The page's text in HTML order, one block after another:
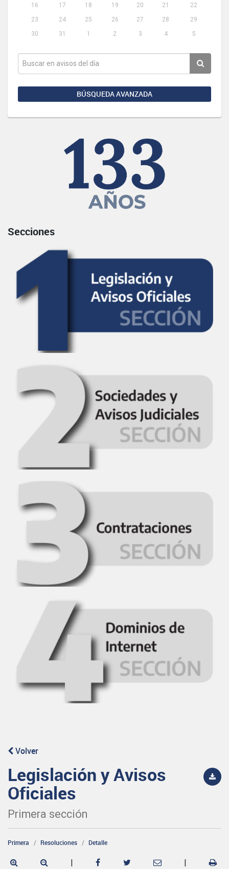
16
17 18 19 20 21
22
23
24 25 26 27 28
29
30
31 1 2 3 4 5
BÚSQUEDA AVANZADA
Secciones
Volver
Legislación y Avisos
Oficiales
Primera sección
Primera Resoluciones Detalle
| |